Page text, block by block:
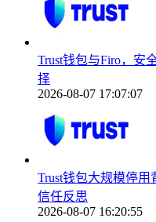
Trust钱包与Firo，安
择
2026-08-07 17:07:07
Trust钱包大规模停
信任反思
2026-08-07 16:20:55